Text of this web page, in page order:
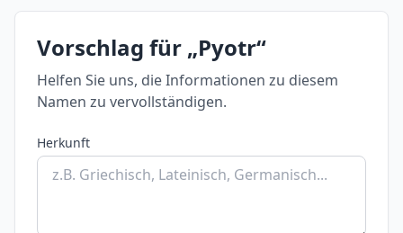
Vorschlag für „Pyotr“
Helfen Sie uns, die Informationen zu diesem
Namen zu vervollständigen.
Herkunft